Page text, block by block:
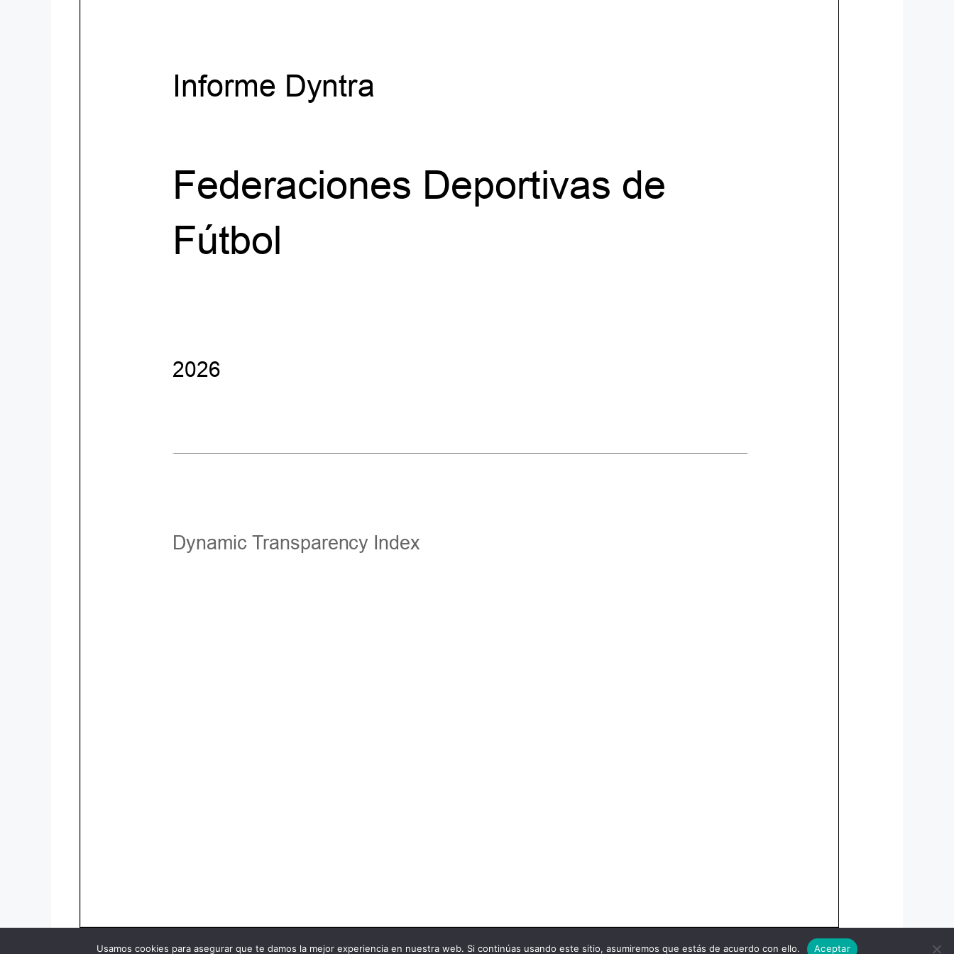
Usamos cookies para asegurar que te damos la mejor experiencia en nuestra web. Si continúas usando este sitio, asumiremos que estás de acuerdo con ello. Aceptar